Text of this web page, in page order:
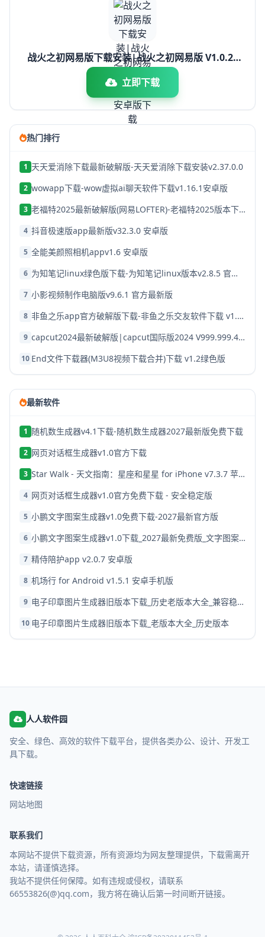
战火之初网易版下载安装|战火之初网易版 V1.0.29
立即下载
热门排行
1 天天爱消除下载最新破解版-天天爱消除下载安装v2.37.0.0
2 wowapp下载-wow虚拟ai聊天软件下载v1.16.1安卓版
3 老福特2025最新破解版(网易LOFTER)-老福特2025版本下载v8.1.22
4 抖音极速版app最新版v32.3.0 安卓版
5 全能美颜照相机appv1.6 安卓版
6 为知笔记linux绿色版下载-为知笔记linux版本v2.8.5 官方破解版
7 小影视频制作电脑版v9.6.1 官方最新版
8 非鱼之乐app官方破解版下载-非鱼之乐交友软件下载 v1.3.9安卓版
9 capcut2024最新破解版|capcut国际版2024 V999.999.45 安卓版下载
10 End文件下载器(M3U8视频下载合并)下载 v1.2绿色版
最新软件
1 随机数生成器v4.1下载-随机数生成器2027最新版免费下载
2 网页对话框生成器v1.0官方下载
3 Star Walk - 天文指南：星座和星星 for iPhone v7.3.7 苹果手机版
4 网页对话框生成器v1.0官方免费下载 - 安全稳定版
5 小鹏文字图案生成器v1.0免费下载-2027最新官方版
6 小鹏文字图案生成器v1.0下载_2027最新免费版_文字图案制作工具
7 精侍陪护app v2.0.7 安卓版
8 机场行 for Android v1.5.1 安卓手机版
9 电子印章图片生成器旧版本下载_历史老版本大全_兼容稳定版
10 电子印章图片生成器旧版本下载_老版本大全_历史版本
人人软件园
安全、绿色、高效的软件下载平台，提供各类办公、设计、开发工
具下载。
快速链接
网站地图
联系我们
本网站不提供下载资源，所有资源均为网友整理提供，下载需离开
本站，请谨慎选择。
我站不提供任何保障。如有违规或侵权，请联系
66553826(@)qq.com，我方将在确认后第一时间断开链接。